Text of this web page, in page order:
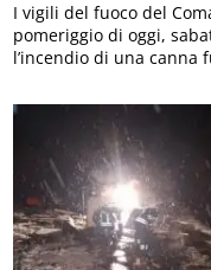
I vigili del fuoco del
pomeriggio di oggi,
l’incendio di una canna